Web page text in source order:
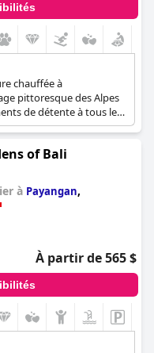
chauffée à
pittoresque des Alpes
de détente à tous les
of Bali
à Payangan,
À partir de 565 $